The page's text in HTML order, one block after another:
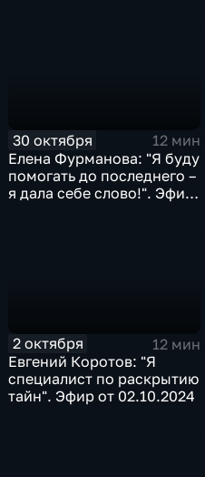
30 октября
12 мин
Елена Фурманова: "Я буду
помогать до последнего –
я дала себе слово!". Эфир
2 октября
12 мин
Евгений Коротов: "Я
специалист по раскрытию
тайн". Эфир от 02.10.2024